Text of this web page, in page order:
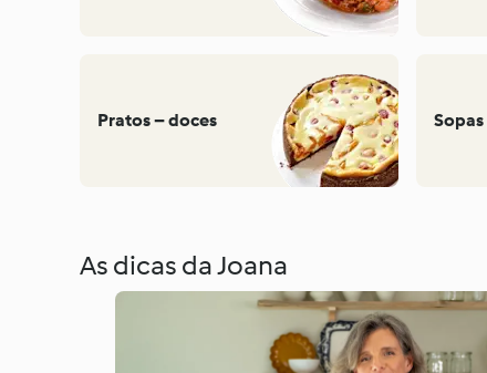
Pratos – doces Sopas
As dicas da Joana